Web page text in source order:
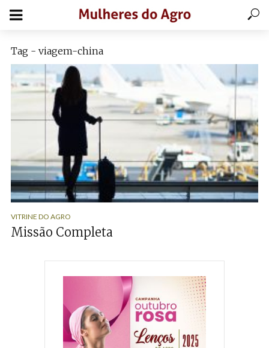
Tag - viagem-china
VITRINE DO AGRO
Missão Completa